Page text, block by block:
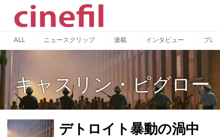
ALL ニュースクリップ 連載 インタビュー プレ
キャスリン・ピグロー
デトロイト暴動の渦中